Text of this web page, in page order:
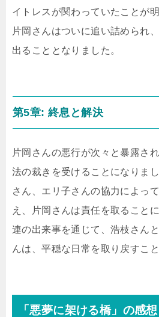
イトレスが関わっていたことが
片岡さんはついに追い詰められ
出ることとなりました。
第5章: 終息と解決
片岡さんの悪行が次々と暴露さ
法の裁きを受けることになりま
さん、エリ子さんの協力によっ
え、片岡さんは責任を取ること
連の出来事を通じて、浩枝さん
んは、平穏な日常を取り戻すこ
「悪夢に架ける橋」の感